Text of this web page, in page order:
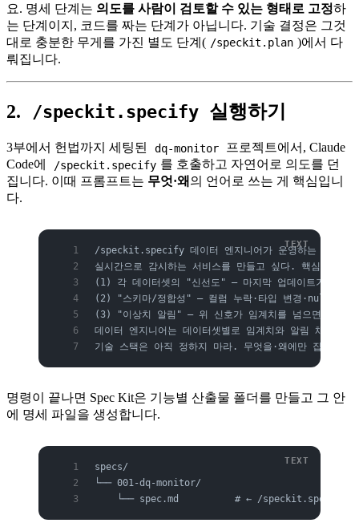
요. 명세 단계는 의도를 사람이 검토할 수 있는 형태로 고정하
는 단계이지, 코드를 짜는 단계가 아닙니다. 기술 결정은 그것
대로 충분한 무게를 가진 별도 단계( /speckit.plan )에서 다
뤄집니다.
2. /speckit.specify 실행하기
3부에서 헌법까지 세팅된 dq-monitor
프로젝트에서, Claude
Code에
/speckit.specify 를 호출하고 자연어로 의도를 던
집니다. 이때 프롬프트는 무엇·왜 의 언어로 쓰는 게 핵심입니
다.
/speckit.specify 데이터 엔지니어가 운영하는 데이터
실시간으로 감시하는 서비스를 만들고 싶다. 핵심은 세
(1) 각 데이터셋의 "신선도" — 마지막 업데이트가 기대
(2) "스키마/정합성" — 컬럼 누락·타입 변경·null 비율
(3) "이상치 알림" — 위 신호가 임계치를 넘으면 적절한
데이터 엔지니어는 데이터셋별로 임계치와 알림 채널(
기술 스택은 아직 정하지 마라. 무엇을·왜에만 집중해
명령이 끝나면 Spec Kit은 기능별 산출물 폴더를 만들고 그 안
에 명세 파일을 생성합니다.
specs/
└── 001-dq-monitor/
└── spec.md          # ← /speckit.specify 산